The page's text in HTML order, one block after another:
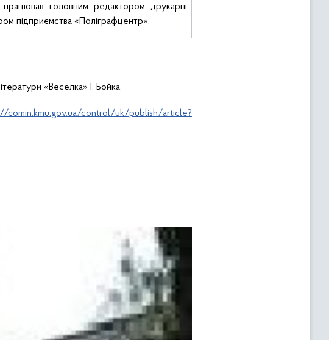
головним редактором друкарні
підприємства « Поліграфцентр».
«Веселка» І. Бойка.
comin.kmu.gov.ua/control/uk/publish/article?